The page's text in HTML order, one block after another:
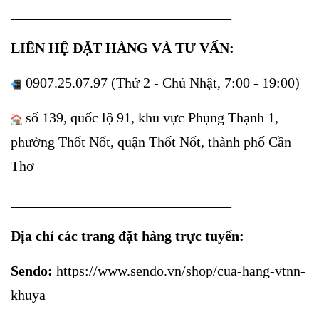
LIÊN HỆ ĐẶT HÀNG VÀ TƯ VẤN:
0907.25.07.97 (Thứ 2 - Chủ Nhật, 7:00 - 19:00)
số 139, quốc lộ 91, khu vực Phụng Thạnh 1,
phường Thốt Nốt, quận Thốt Nốt, thành phố Cần
Thơ
Địa chỉ các trang đặt hàng trực tuyến:
Sendo: https://www.sendo.vn/shop/cua-hang-vtnn-
khuya